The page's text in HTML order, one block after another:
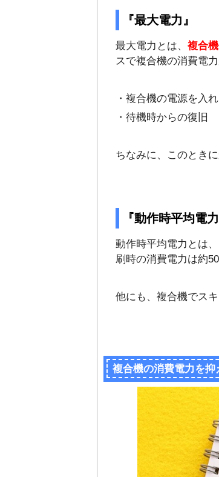
『最大電力』
最大電力とは、 複合
スで複合機の消費電
・複合機の電源を入
・待機時からの復旧
ちなみに、このとき
『動作時平均電力
動作時平均電力とは
刷時の消費電力は約
他にも、複合機でス
複合機の消費電力を抑